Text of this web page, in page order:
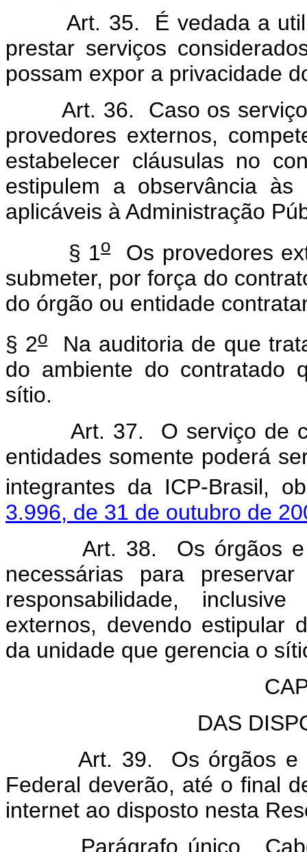
Art. 35. É vedada a
prestar serviços
possam expor a privacidade
Art. 36. Caso os
provedores externos,
estabelecer cláusulas no
estipulem a observância
aplicáveis à Administração
§ 1oOs provedores
submeter, por força do
do órgão ou entidade
§ 2oNa auditoria de que
do ambiente do contratado
sítio.
Art. 37. O serviço de
entidades somente poderá
integrantes da ICP-Brasil,
3.996, de 31 de outubro de
Art. 38. Os órgãos e
necessárias para
responsabilidade,
externos, devendo estipular
da unidade que gerencia o
DAS
Art. 39. Os órgãos e
Federal deverão, até o final
internet ao disposto nesta
Parágrafo único. Cabe